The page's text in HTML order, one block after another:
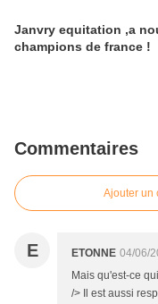
Janvry equitation ,a
champions de france !
Commentaires
Ajouter un
E ETONNE 04/06/
Mais qu'est-ce
/> Il est aussi